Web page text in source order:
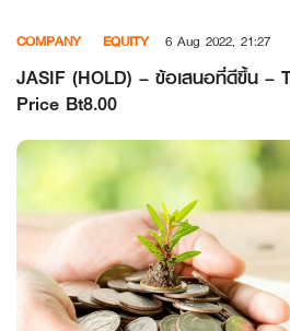
content
COMPANY EQUITY 6 Aug 2022, 21:27
JASIF (HOLD) – ข้อเสนอที่ดีขึ้น –
Price Bt8.00